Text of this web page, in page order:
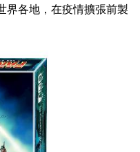
界各地，在疫情擴張前製